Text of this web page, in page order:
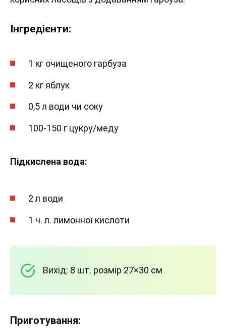
Інгредієнти:
1 кг очищеного гарбуза
2 кг яблук
0,5 л води чи соку
100-150 г цукру/меду
Підкислена вода:
2 л води
1 ч. л. лимонної кислоти
Вихід: 8 шт. розмір 27×30 см
Приготування: